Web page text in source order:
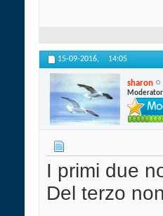
15-09-2016, 14:05
sharon
I primi due
Del terzo